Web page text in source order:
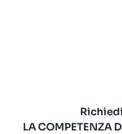
LA COMPETENZA